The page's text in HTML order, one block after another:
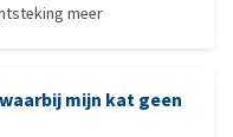
meer
mijn kat geen